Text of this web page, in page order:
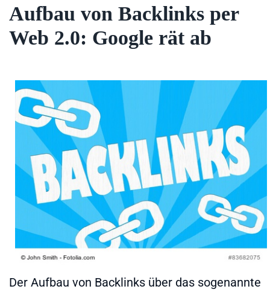
Aufbau von Backlinks per
Web 2.0: Google rät ab
Der Aufbau von Backlinks über das sogenannte